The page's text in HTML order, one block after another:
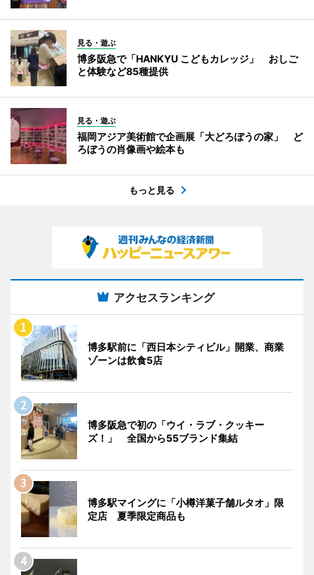
見る・遊ぶ
博多阪急で「HANKYU こどもカレッジ」 おしご
と体験など85種提供
見る・遊ぶ
福岡アジア美術館で企画展「大どろぼうの家」 ど
ろぼうの肖像画や絵本も
もっと見る
アクセスランキング
博多駅前に「西日本シティビル」開業、商業
ゾーンは飲食5店
博多阪急で初の「ウイ・ラブ・クッキー
ズ！」 全国から55ブランド集結
博多駅マイングに「小樽洋菓子舗ルタオ」限
定店 夏季限定商品も